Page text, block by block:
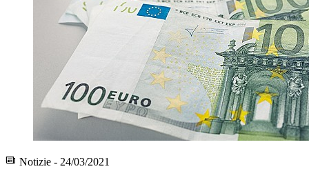
Notizie - 24/03/2021